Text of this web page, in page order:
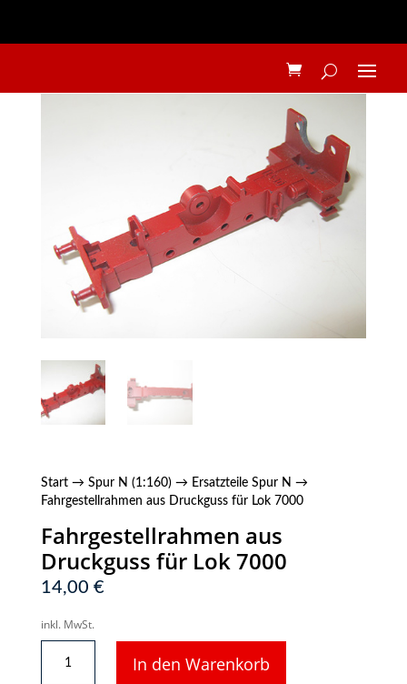
Start→ Spur N (1:160)→ Ersatzteile Spur N →
Fahrgestellrahmen aus Druckguss für Lok 7000
Fahrgestellrahmen aus
Druckguss für Lok 7000
14,00 €
inkl. MwSt.
In den Warenkorb